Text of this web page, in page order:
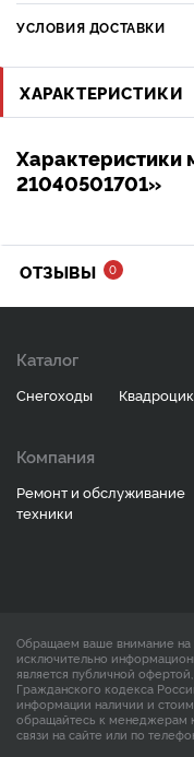
УСЛОВИЯ ДОСТАВКИ
ХАРАКТЕРИСТИКИ
Характеристики
21040501701»
ОТЗЫВЫ 0
Каталог
Снегоходы
Компания
Ремонт и обслуживание
техники
Обращаем ваше внимание на
исключительно
является публичной
Гражданского кодекса
информации наличии и
обращайтесь к менеджерам
связи на сайте или по